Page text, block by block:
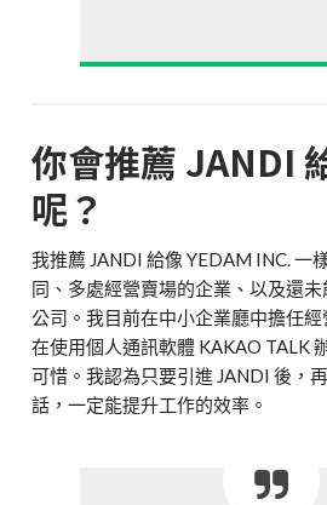
你會推薦 JANDI
呢？
我推薦 JANDI 給像 YEDAM INC. 一
同、多處經營賣場的企業、以及還
公司。我目前在中小企業廳中擔任
在使用個人通訊軟體 KAKAO TALK
可惜。我認為只要引進 JANDI 後，
話，一定能提升工作的效率。